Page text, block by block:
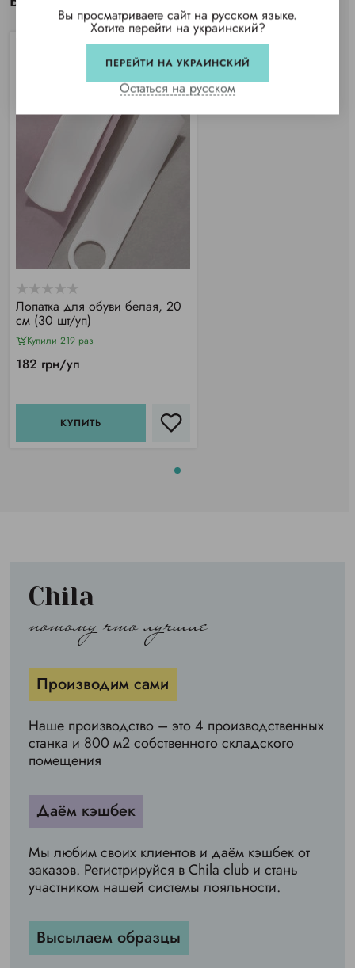
Лопатка для обуви белая, 20
см (30 шт/уп)
Купили 219 раз
182 грн/уп
КУПИТЬ
Chila
потому что лучшие
Производим сами
Наше производство – это 4 производственных
станка и 800 м2 собственного складского
помещения
Даём кэшбек
Мы любим своих клиентов и даём кэшбек от
заказов. Регистрируйся в Chila club и стань
участником нашей системы лояльности.
Высылаем образцы
Вы просматриваете сайт на русском языке.
Хотите перейти на украинский?
ПЕРЕЙТИ НА УКРАИНСКИЙ
Остаться на русском